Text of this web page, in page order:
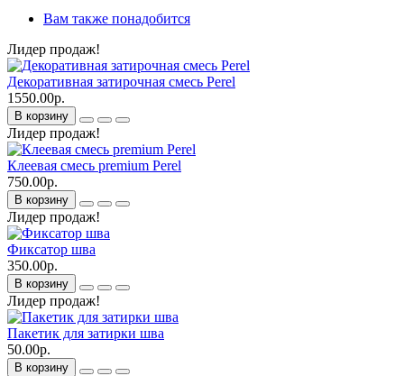
Вам также понадобится
Лидер продаж!
Декоративная затирочная смесь Perel
1550.00р.
В корзину
Лидер продаж!
Клеевая смесь premium Perel
750.00р.
В корзину
Лидер продаж!
Фиксатор шва
350.00р.
В корзину
Лидер продаж!
Пакетик для затирки шва
50.00р.
В корзину